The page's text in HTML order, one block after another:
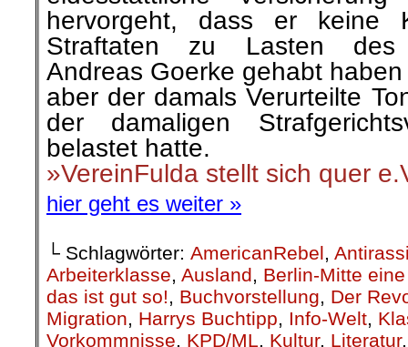
hervorgeht, dass er keine
Straftaten zu Lasten des
Andreas Goerke gehabt
aber der damals Verurteilte
der damaligen
belastet hatte.
»VereinFulda stellt sich quer
hier geht es weiter »
└ Schlagwörter: AmericanRebel,
Arbeiterklasse, Ausland, Berlin-Mitte
das ist gut so!, Buchvorstellung, Der
Migration, Harrys Buchtipp, Info-Welt,
Vorkommnisse, KPD/ML, Kultur, Literatur